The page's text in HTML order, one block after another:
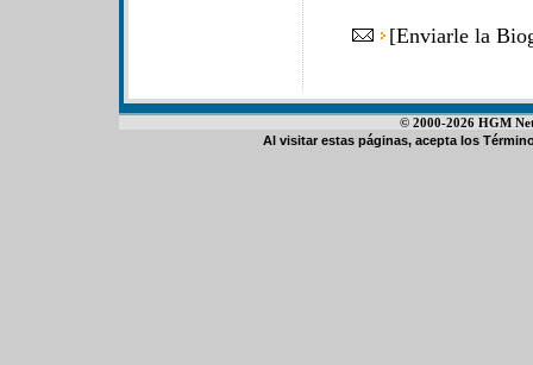
[Enviarle la
© 2000-2026 HGM
Al visitar estas páginas, acepta los